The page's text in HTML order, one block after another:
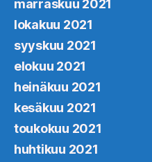
marraskuu 2021
lokakuu 2021
syyskuu 2021
elokuu 2021
heinäkuu 2021
kesäkuu 2021
toukokuu 2021
huhtikuu 2021